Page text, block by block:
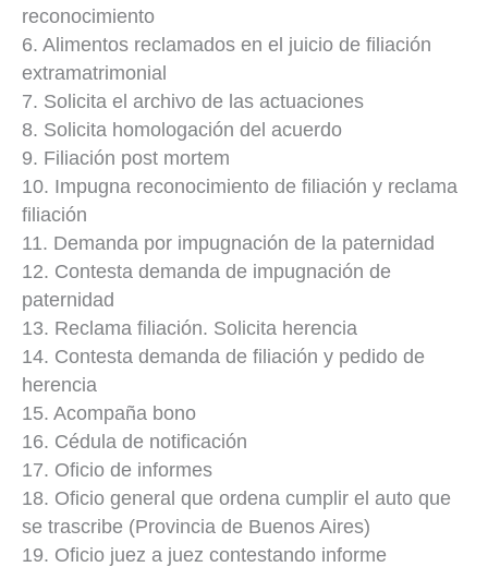
reconocimiento
6. Alimentos reclamados en el juicio de filiación
extramatrimonial
7. Solicita el archivo de las actuaciones
8. Solicita homologación del acuerdo
9. Filiación post mortem
10. Impugna reconocimiento de filiación y reclama
filiación
11. Demanda por impugnación de la paternidad
12. Contesta demanda de impugnación de
paternidad
13. Reclama filiación. Solicita herencia
14. Contesta demanda de filiación y pedido de
herencia
15. Acompaña bono
16. Cédula de notificación
17. Oficio de informes
18. Oficio general que ordena cumplir el auto que
se trascribe (Provincia de Buenos Aires)
19. Oficio juez a juez contestando informe